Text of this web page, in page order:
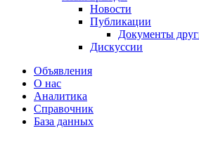
Новости
Публикации
Документы
Дискуссии
Объявления
О нас
Аналитика
Справочник
База данных